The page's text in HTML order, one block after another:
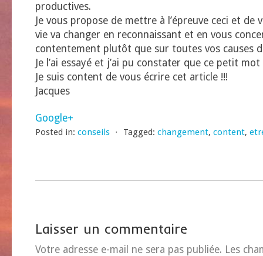
productives.
Je vous propose de mettre à l’épreuve ceci et
vie va changer en reconnaissant et en vous
contentement plutôt que sur toutes vos causes
Je l’ai essayé et j’ai pu constater que ce petit
Je suis content de vous écrire cet article !!!
Jacques
Google+
Posted in: conseils ⋅ Tagged: changement, content,
Laisser un commentaire
Votre adresse e-mail ne sera pas publiée. Les